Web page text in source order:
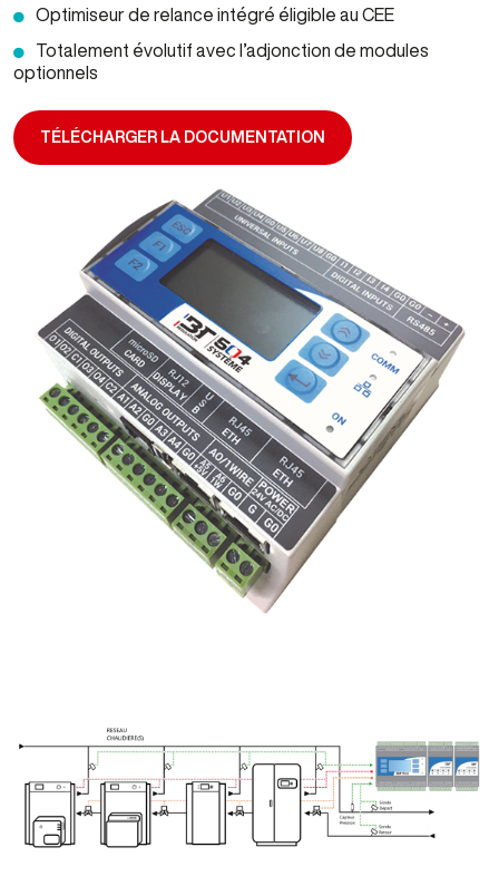
Optimiseur de relance intégré éligible au CEE
Totalement évolutif avec l’adjonction de modules
optionnels
TÉLÉCHARGER LA DOCUMENTATION